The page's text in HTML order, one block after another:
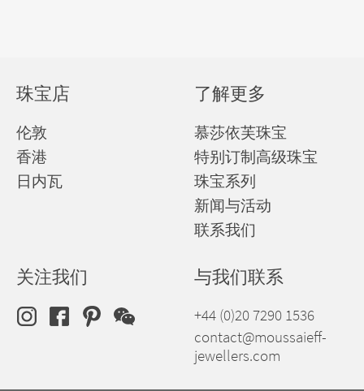
珠宝店
伦敦
香港
日内瓦
了解更多
慕莎依芙珠宝
特别订制高级珠宝
珠宝系列
新闻与活动
联系我们
关注我们 与我们联系
+44 (0)20 7290 1536
contact@moussaieff-
jewellers.com